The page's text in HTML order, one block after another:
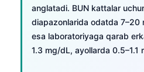
anglatadi. BUN kattalar
diapazonlarida odatda 7–20
esa laboratoriyaga qarab
1.3 mg/dL, ayollarda 0.5–1.1
বাংলা
اردو
मराठी